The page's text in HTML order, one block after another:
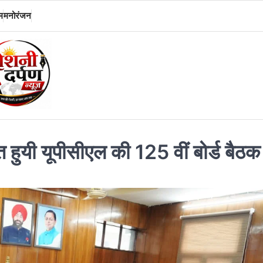
मनोरंजन
यूपीसीएल की 125 वीं बोर्ड बैठक